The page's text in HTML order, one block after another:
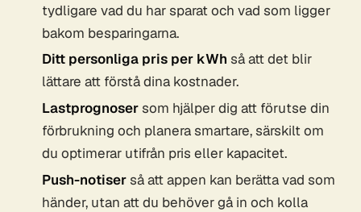
tydligare vad du har sparat och vad som ligger
bakom besparingarna.
Ditt personliga pris per kWh så att det blir
lättare att förstå dina kostnader.
Lastprognosersom hjälper dig att förutse din
förbrukning och planera smartare, särskilt om
du optimerar utifrån pris eller kapacitet.
Push-notiserså att appen kan berätta vad som
händer, utan att du behöver gå in och kolla